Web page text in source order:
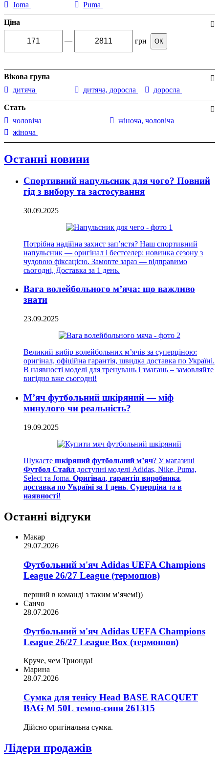
Joma
Puma
Ціна
— грн ОК
Вікова група
дитяча
дитяча, доросла доросла
Стать
чоловіча
жіноча
жіноча, чоловіча
Останні новини
Спортивний напульсник для чого? Повний
гід з вибору та застосування
30.09.2025
Потрібна надійна захист зап’ястя? Наш спортивний
напульсник — оригінал і бестселер: новинка сезону з
чудовою фіксацією. Замовте зараз — відправимо
сьогодні, Доставка за 1 день.
Вага волейбольного м’яча: що важливо
знати
23.09.2025
Великий вибір волейбольних м’ячів за суперціною:
оригінал, офіційна гарантія, швидка доставка по Україні.
В наявності моделі для тренувань і змагань – замовляйте
вигідно вже сьогодні!
М’яч футбольний шкіряний — міф
минулого чи реальність?
19.09.2025
Шукаєте шкіряний футбольний м’яч? У магазині
Футбол Стайл доступні моделі Adidas, Nike, Puma,
Select та Joma. Оригінал, гарантія виробника,
доставка по Україні за 1 день. Суперціна та в
наявності!
Останні відгуки
Макар
29.07.2026
Футбольний м'яч Adidas UEFA Champions
League 26/27 League (термошов)
перший в команді з таким мʼячем!))
Санчо
28.07.2026
Футбольний м'яч Adidas UEFA Champions
League 26/27 League Box (термошов)
Круче, чем Трионда!
Марина
28.07.2026
Сумка для тенісу Head BASE RACQUET
BAG M 50L темно-синя 261315
Дійсно оригінальна сумка.
Лідери продажів